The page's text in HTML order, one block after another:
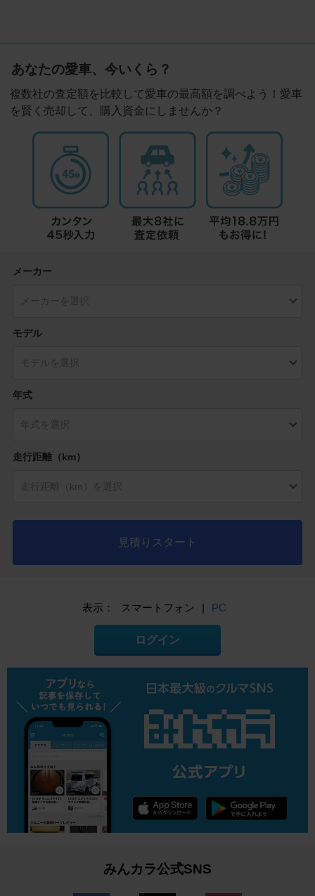
あなたの愛車、今いくら？
複数社の査定額を比較して愛車の最高額を調べよう！愛車
を賢く売却して、購入資金にしませんか？
メーカー
モデル
年式
走行距離（km）
見積りスタート
表示： スマートフォン | PC
ログイン
みんカラ公式SNS